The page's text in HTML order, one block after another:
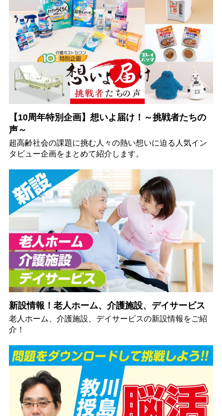
【10周年特別企画】想いよ届け！～挑戦者たちの
声～
超高齢社会の課題に挑む人々の熱い想いに迫る人気イン
タビュー企画をまとめて紹介します。
新設情報！老人ホーム、介護施設、デイサービス
老人ホーム、介護施設、デイサービスの新設情報をご紹
介！